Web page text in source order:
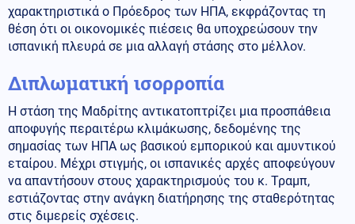
χαρακτηριστικά ο Πρόεδρος των ΗΠΑ, εκφράζοντας τη
θέση ότι οι οικονομικές πιέσεις θα υποχρεώσουν την
ισπανική πλευρά σε μια αλλαγή στάσης στο μέλλον.
Διπλωματική ισορροπία
Η στάση της Μαδρίτης αντικατοπτρίζει μια προσπάθεια
αποφυγής περαιτέρω κλιμάκωσης, δεδομένης της
σημασίας των ΗΠΑ ως βασικού εμπορικού και αμυντικού
εταίρου. Μέχρι στιγμής, οι ισπανικές αρχές αποφεύγουν
να απαντήσουν στους χαρακτηρισμούς του κ. Τραμπ,
εστιάζοντας στην ανάγκη διατήρησης της σταθερότητας
στις διμερείς σχέσεις.